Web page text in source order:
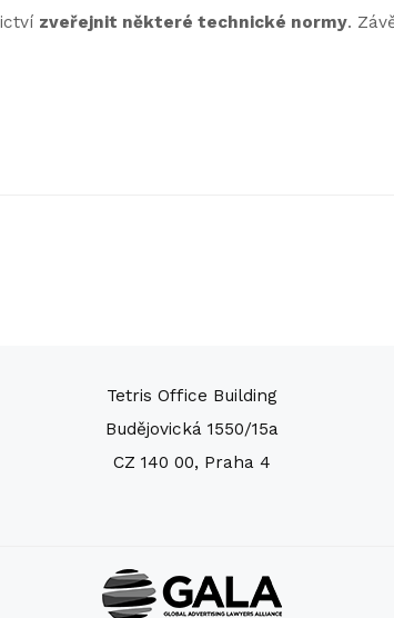
zveřejnit některé technické normy.
Tetris Office Building
Budějovická 1550/15a
CZ 140 00, Praha 4